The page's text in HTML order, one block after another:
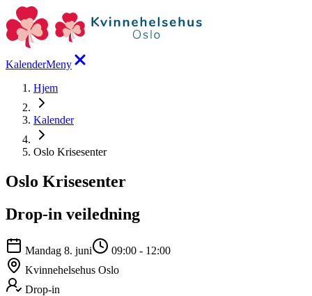
KalenderMeny
Hjem
Kalender
Oslo Krisesenter
Oslo Krisesenter
Drop-in veiledning
Mandag 8. juni 09:00 - 12:00
Kvinnehelsehus Oslo
Drop-in